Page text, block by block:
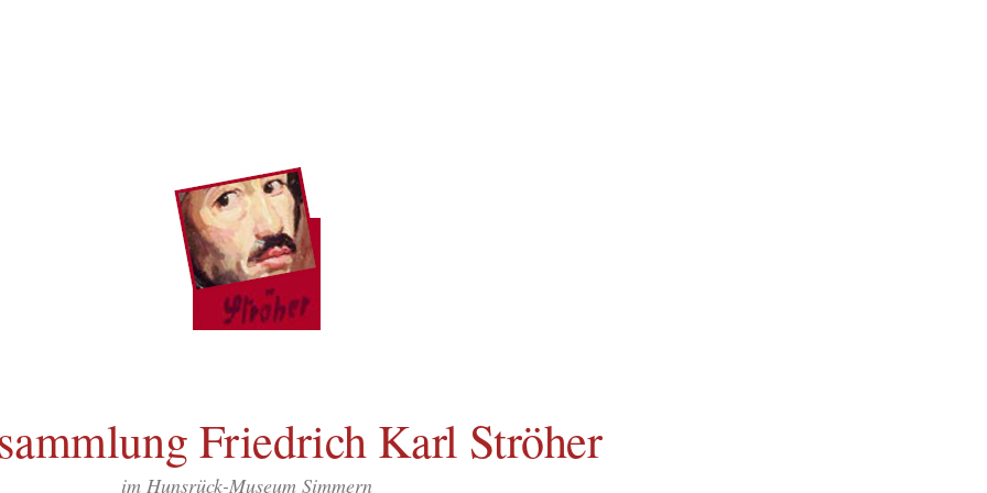
Friedrich Karl Ströher
im Hunsrück-Museum Simmern